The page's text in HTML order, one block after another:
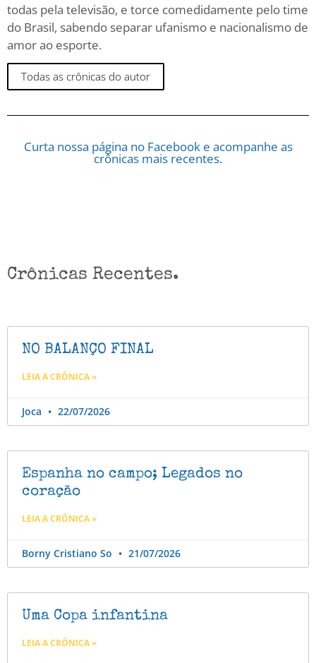
todas pela televisão, e torce comedidamente pelo time
do Brasil, sabendo separar ufanismo e nacionalismo de
amor ao esporte.
Todas as crônicas do autor
Curta nossa página no Facebook e acompanhe as
crônicas mais recentes.
Crônicas Recentes.
NO BALANÇO FINAL
LEIA A CRÔNICA »
Joca 22/07/2026
Espanha no campo; Legados no
coração
LEIA A CRÔNICA »
Borny Cristiano So 21/07/2026
Uma Copa infantina
LEIA A CRÔNICA »